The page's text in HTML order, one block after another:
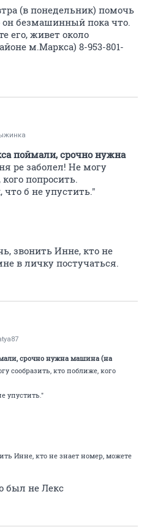
(в понедельник) помочь
безмашинный пока что.
его, живет около
м.Маркса) 8-953-801-
поймали, срочно нужна
ре заболел! Не могу
попросить.
б не упустить."
звонить Инне, кто не
в личку постучаться.
срочно нужна машина (на
сообразить, кто поближе, кого
упустить."
Инне, кто не знает номер, можете
был не Лекс